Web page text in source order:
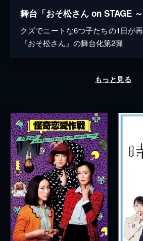
クズでニートな6つ子たちの1日が
『おそ松さん』の舞台化第2弾
もっと見る